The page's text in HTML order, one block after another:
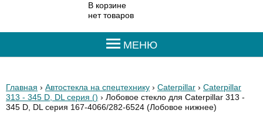
В корзине
нет товаров
МЕНЮ
Главная › Автостекла на спецтехнику › Caterpillar › Caterpillar
313 - 345 D, DL серия () › Лобовое стекло для Caterpillar 313 -
345 D, DL серия 167-4066/282-6524 (Лобовое нижнее)